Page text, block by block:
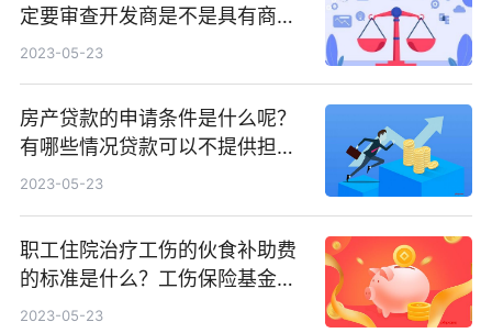
定要审查开发商是不是具有商品
房的预售许可证吗？
2023-05-23
房产贷款的申请条件是什么呢？
有哪些情况贷款可以不提供担
保？
2023-05-23
职工住院治疗工伤的伙食补助费
的标准是什么？工伤保险基金支
付方式是什么？
2023-05-23